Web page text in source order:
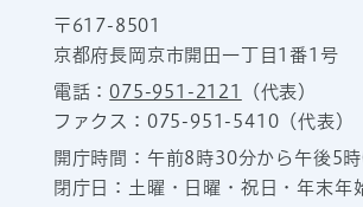
〒617-8501
京都府長岡京市開田一丁目1番1号
電話：075-951-2121
（代表）
ファクス：075-951-5410（代表）
開庁時間：午前8時30分から午後5
閉庁日：土曜・日曜・祝日・年末年